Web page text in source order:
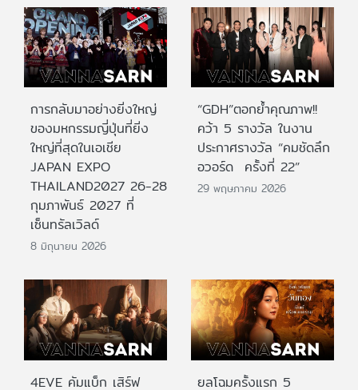
การกลับมาอย่างยิ่งใหญ่
ของมหกรรมญี่ปุ่นที่ยิ่ง
ใหญ่ที่สุดในเอเชีย
JAPAN EXPO
THAILAND2027 26-28
กุมภาพันธ์ 2027 ที่
เซ็นทรัลเวิลด์
8 มิถุนายน 2026
“GDH”ตอกย้ำคุณภาพ!!
คว้า 5 รางวัล ในงาน
ประกาศรางวัล “คมชัดลึก
อวอร์ด ครั้งที่ 22”
29 พฤษภาคม 2026
4EVE คัมแบ็ก เสิร์ฟ ยลโฉมครั้งแรก 5